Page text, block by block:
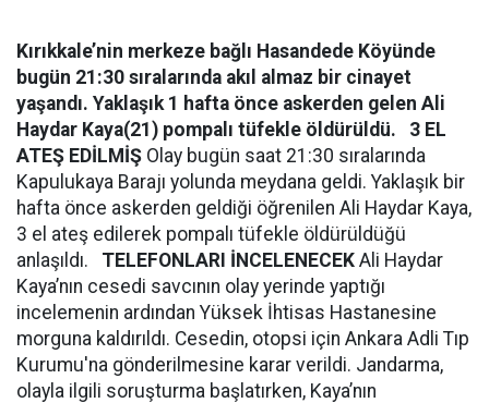
Kırıkkale’nin merkeze bağlı Hasandede Köyünde
bugün 21:30 sıralarında akıl almaz bir cinayet
yaşandı. Yaklaşık 1 hafta önce askerden gelen Ali
Haydar Kaya(21) pompalı tüfekle öldürüldü.
3 EL
ATEŞ EDİLMİŞ Olay bugün saat 21:30 sıralarında
Kapulukaya Barajı yolunda meydana geldi. Yaklaşık bir
hafta önce askerden geldiği öğrenilen Ali Haydar Kaya,
3 el ateş edilerek pompalı tüfekle öldürüldüğü
anlaşıldı. TELEFONLARI İNCELENECEK Ali Haydar
Kaya’nın cesedi savcının olay yerinde yaptığı
incelemenin ardından Yüksek İhtisas Hastanesine
morguna kaldırıldı. Cesedin, otopsi için Ankara Adli Tıp
Kurumu'na gönderilmesine karar verildi. Jandarma,
olayla ilgili soruşturma başlatırken, Kaya’nın